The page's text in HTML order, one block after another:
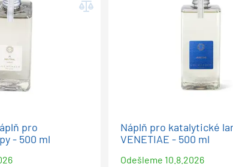
pro
- 500 ml
Náplň pro katalytické
VENETIAE - 500 ml
Odešleme 10.8.2026